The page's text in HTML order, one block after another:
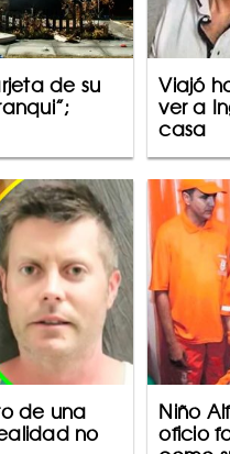
de su
Viajó
ver a
casa
de una
no
Niño
oficio